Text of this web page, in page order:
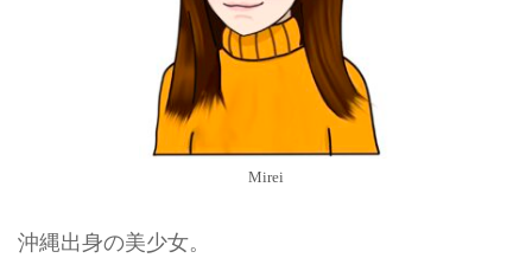
Mirei
沖縄出身の美少女。